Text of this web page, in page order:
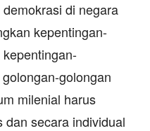
di negara
kepentingan-
golongan
milenial harus
dan secara individual